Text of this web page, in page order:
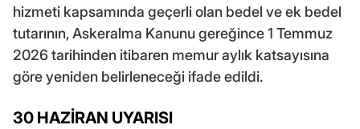
hizmeti kapsamında geçerli olan bedel ve ek bedel
tutarının, Askeralma Kanunu gereğince 1 Temmuz
2026 tarihinden itibaren memur aylık katsayısına
göre yeniden belirleneceği ifade edildi.
30 HAZİRAN UYARISI